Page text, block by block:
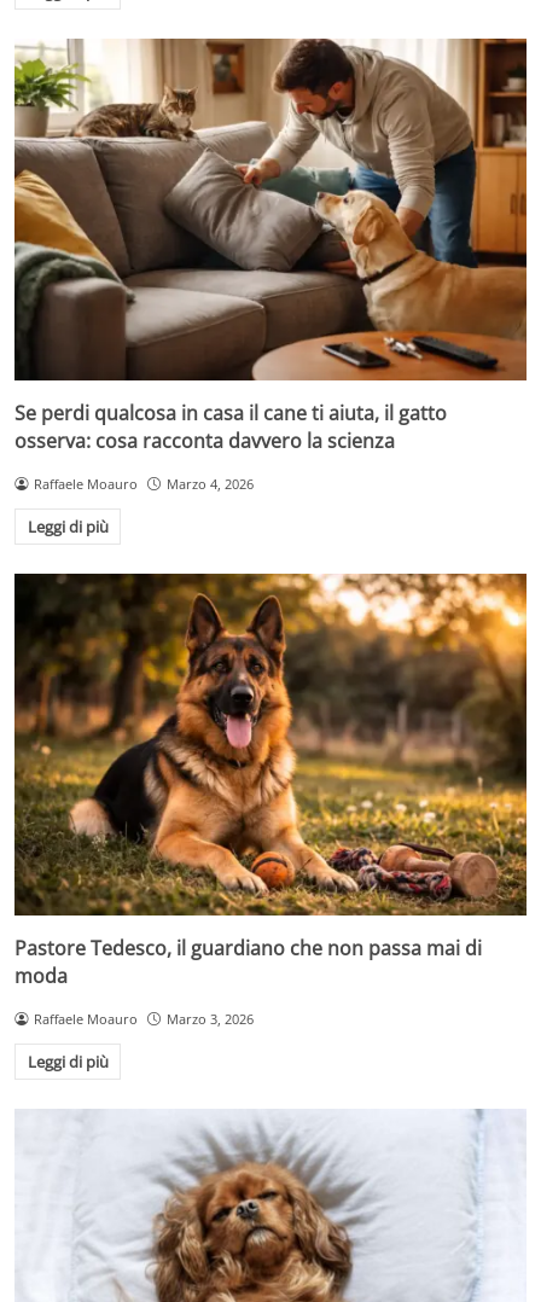
Se perdi qualcosa in casa il cane ti aiuta, il gatto
osserva: cosa racconta davvero la scienza
Raffaele Moauro Marzo 4, 2026
Leggi di più
Pastore Tedesco, il guardiano che non passa mai di
moda
Raffaele Moauro Marzo 3, 2026
Leggi di più